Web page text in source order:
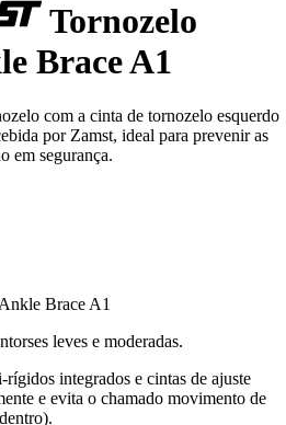
Tornozelo
Brace A1
com a cinta de tornozelo esquerdo
por Zamst, ideal para prevenir as
em segurança.
Brace A1
leves e moderadas.
integrados e cintas de ajuste
e evita o chamado movimento de